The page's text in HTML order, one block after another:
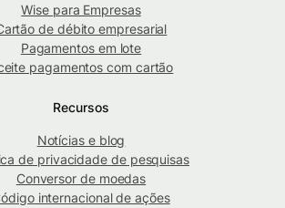
Wise para Empresas
de débito empresarial
Pagamentos em lote
pagamentos com cartão
Recursos
Notícias e blog
de privacidade de pesquisas
Conversor de moedas
internacional de ações